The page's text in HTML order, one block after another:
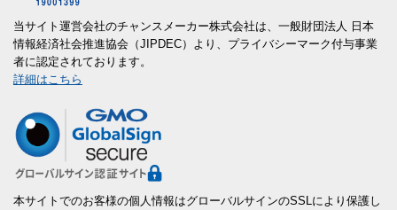
当サイト運営会社のチャンスメーカー株式会社は、一般財団法人 日本
情報経済社会推進協会（JIPDEC）より、プライバシーマーク付与事業
者に認定されております。
詳細はこちら
本サイトでのお客様の個人情報はグローバルサインのSSLにより保護し